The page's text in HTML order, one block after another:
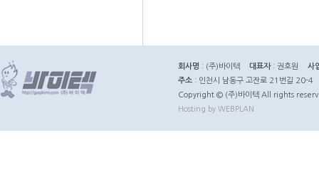
회사명 : (주)바이텍 대표자: 권호원
사
주소 : 인천시 남동구 고잔로 21번길 20-4
Copyright © (주)바이텍 All rights
Hosting by WEBPLAN